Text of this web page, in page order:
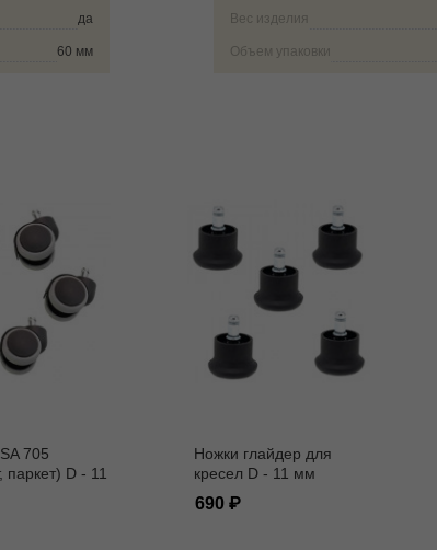
да
60 мм
Вес изделия
Объем упаковки
705
паркет) D - 11
Ножки глайдер для
кресел D - 11 мм
690